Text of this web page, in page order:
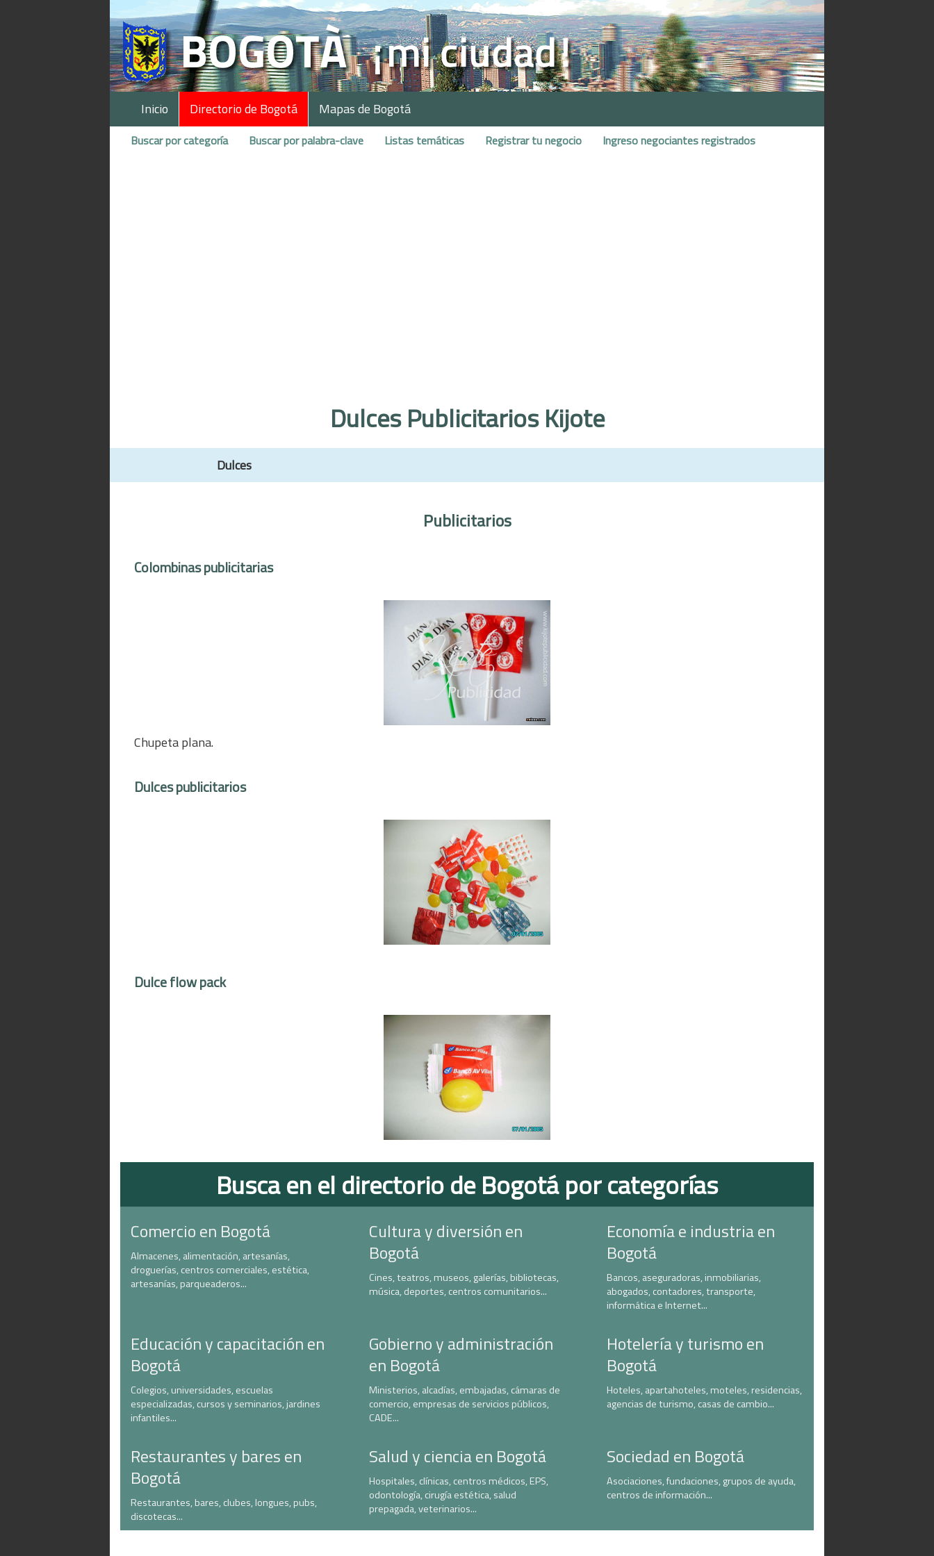
Inicio Directorio de Bogotá Mapas de Bogotá
Buscar por categoría Buscar por palabra-clave Listas temáticas Registrar tu negocio Ingreso negociantes registrados
Dulces Publicitarios Kijote
Dulces
Publicitarios
Colombinas publicitarias
Chupeta plana.
Dulces publicitarios
Dulce flow pack
Busca en el directorio de Bogotá por categorías
Comercio en Bogotá
Almacenes, alimentación, artesanías,
droguerías, centros comerciales, estética,
artesanías, parqueaderos...
Cultura y diversión en
Bogotá
Cines, teatros, museos, galerías, bibliotecas,
música, deportes, centros comunitarios...
Economía e industria en
Bogotá
Bancos, aseguradoras, inmobiliarias,
abogados, contadores, transporte,
informática e Internet...
Educación y capacitación en
Bogotá
Colegios, universidades, escuelas
especializadas, cursos y seminarios, jardines
infantiles...
Gobierno y administración
en Bogotá
Ministerios, alcadías, embajadas, cámaras de
comercio, empresas de servicios públicos,
CADE...
Hotelería y turismo en
Bogotá
Hoteles, apartahoteles, moteles, residencias,
agencias de turismo, casas de cambio...
Restaurantes y bares en
Bogotá
Restaurantes, bares, clubes, longues, pubs,
discotecas...
Salud y ciencia en Bogotá
Hospitales, clínicas, centros médicos, EPS,
odontología, cirugía estética, salud
prepagada, veterinarios...
Sociedad en Bogotá
Asociaciones, fundaciones, grupos de ayuda,
centros de información...